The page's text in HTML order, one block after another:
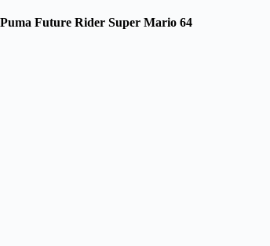
Puma Future Rider Super Mario 64